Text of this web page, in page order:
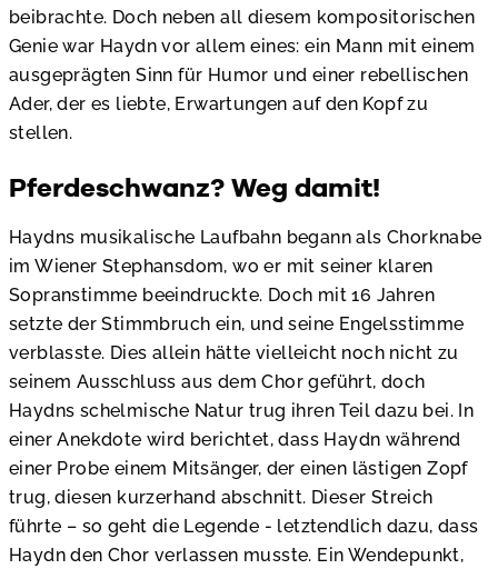
beibrachte. Doch neben all diesem kompositorischen
Genie war Haydn vor allem eines: ein Mann mit einem
ausgeprägten Sinn für Humor und einer rebellischen
Ader, der es liebte, Erwartungen auf den Kopf zu
stellen.
Pferdeschwanz? Weg damit!
Haydns musikalische Laufbahn begann als Chorknabe
im Wiener Stephansdom, wo er mit seiner klaren
Sopranstimme beeindruckte. Doch mit 16 Jahren
setzte der Stimmbruch ein, und seine Engelsstimme
verblasste. Dies allein hätte vielleicht noch nicht zu
seinem Ausschluss aus dem Chor geführt, doch
Haydns schelmische Natur trug ihren Teil dazu bei. In
einer Anekdote wird berichtet, dass Haydn während
einer Probe einem Mitsänger, der einen lästigen Zopf
trug, diesen kurzerhand abschnitt. Dieser Streich
führte – so geht die Legende - letztendlich dazu, dass
Haydn den Chor verlassen musste. Ein Wendepunkt,